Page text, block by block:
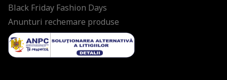
Black Friday Fashion Days
Anunturi rechemare produse